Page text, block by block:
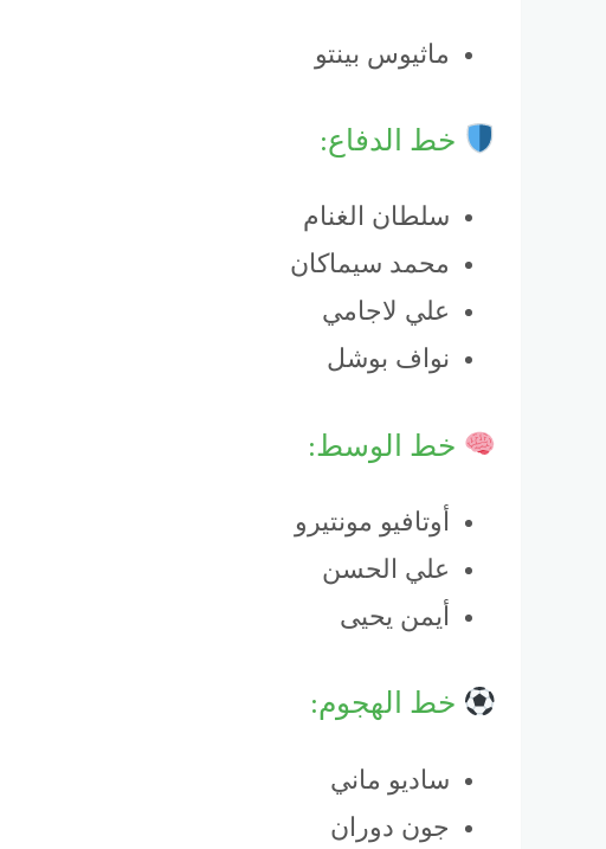
ماثيوس بينتو
خط الدفاع:
سلطان الغنام
محمد سيماكان
علي لاجامي
نواف بوشل
خط الوسط:
أوتافيو مونتيرو
علي الحسن
أيمن يحيى
خط الهجوم:
ساديو ماني
جون دوران